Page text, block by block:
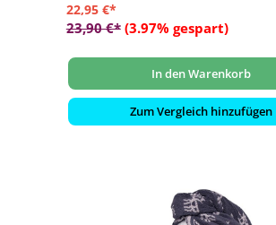
22,95 €*
23,90 €* (3.97% gespart)
In den Warenkorb
Zum Vergleich hinzufügen